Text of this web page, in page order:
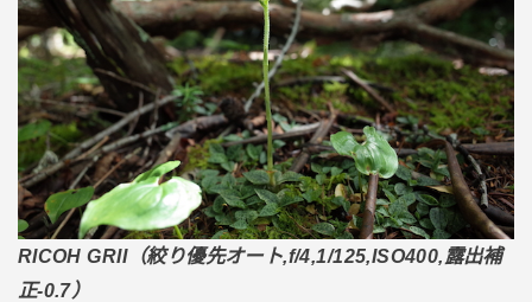
RICOH GRII（絞り優先オート,f/4,1/125,ISO400,露出補
正-0.7）